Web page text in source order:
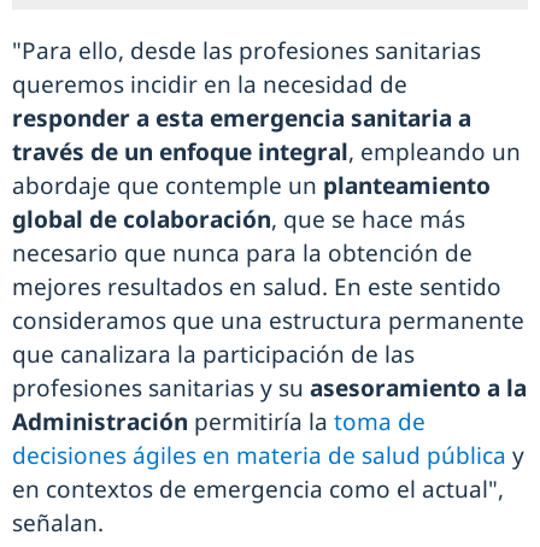
"Para ello, desde las profesiones sanitarias
queremos incidir en la necesidad de
responder a esta emergencia sanitaria a
través de un enfoque integral, empleando un
abordaje que contemple un planteamiento
global de colaboración, que se hace más
necesario que nunca para la obtención de
mejores resultados en salud. En este sentido
consideramos que una estructura permanente
que canalizara la participación de las
profesiones sanitarias y su asesoramiento a la
Administración permitiría la toma de
decisiones ágiles en materia de salud pública y
en contextos de emergencia como el actual",
señalan.